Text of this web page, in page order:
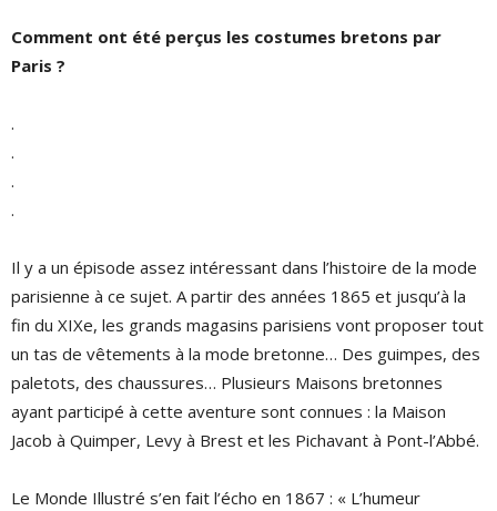
Comment ont été perçus les costumes bretons par
Paris ?
.
.
.
.
Il y a un épisode assez intéressant dans l’histoire de la mode
parisienne à ce sujet. A partir des années 1865 et jusqu’à la
fin du XIXe, les grands magasins parisiens vont proposer tout
un tas de vêtements à la mode bretonne… Des guimpes, des
paletots, des chaussures… Plusieurs Maisons bretonnes
ayant participé à cette aventure sont connues : la Maison
Jacob à Quimper, Levy à Brest et les Pichavant à Pont-l’Abbé.
Le Monde Illustré s’en fait l’écho en 1867 : « L’humeur